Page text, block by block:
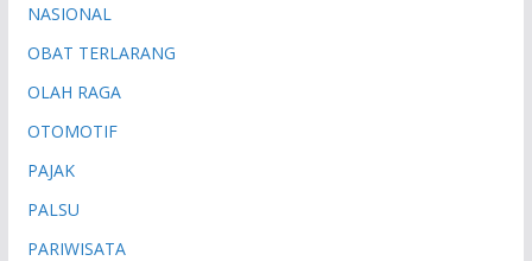
NASIONAL
OBAT TERLARANG
OLAH RAGA
OTOMOTIF
PAJAK
PALSU
PARIWISATA